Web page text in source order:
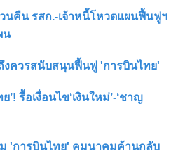
นคืน รสก.-เจ้าหนี้โหวตแผนฟื้นฟูฯ
น
งควรสนับสนุนฟื้นฟู 'การบินไทย'
รื้อเงื่อนไข‘เงินใหม่’-‘ชาญ
'การบินไทย' คมนาคมค้านกลับ